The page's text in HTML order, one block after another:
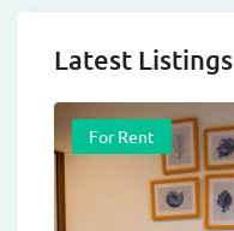
Latest Listings
For Rent